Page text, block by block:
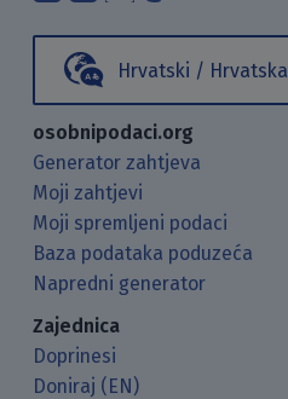
Hrvatski / Hrvatska
osobnipodaci.org
Generator zahtjeva
Moji zahtjevi
Moji spremljeni podaci
Baza podataka poduzeća
Napredni generator
Zajednica
Doprinesi
Doniraj (EN)